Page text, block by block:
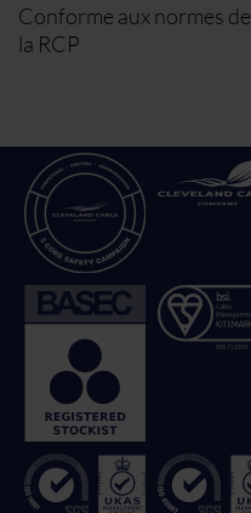
Conforme aux normes de
la RCP